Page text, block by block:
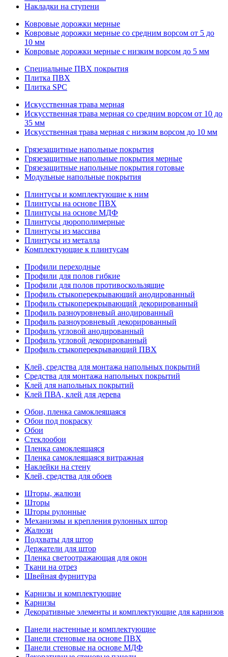
Накладки на ступени
Ковровые дорожки мерные
Ковровые дорожки мерные со средним ворсом от 5 до
10 мм
Ковровые дорожки мерные с низким ворсом до 5 мм
Специальные ПВХ покрытия
Плитка ПВХ
Плитка SPC
Искуccтвенная трава мерная
Искусственная трава мерная со средним ворсом от 10 до
35 мм
Искусственная трава мерная с низким ворсом до 10 мм
Грязезащитные напольные покрытия
Грязезащитные напольные покрытия мерные
Грязезащитные напольные покрытия готовые
Модульные напольные покрытия
Плинтусы и комплектующие к ним
Плинтусы на основе ПВХ
Плинтусы на основе МДФ
Плинтусы дюрополимерные
Плинтусы из массива
Плинтусы из металла
Комплектующие к плинтусам
Профили переходные
Профили для полов гибкие
Профили для полов противоскользящие
Профиль стыкоперекрывающий анодированный
Профиль стыкоперекрывающий декорированный
Профиль разноуровневый анодированный
Профиль разноуровневый декорированный
Профиль угловой анодированный
Профиль угловой декорированный
Профиль стыкоперекрывающий ПВХ
Клей, средства для монтажа напольных покрытий
Средства для монтажа напольных покрытий
Клей для напольных покрытий
Клей ПВА, клей для дерева
Обои, пленка самоклеящаяся
Обои под покраску
Обои
Стеклообои
Пленка самоклеящаяся
Пленка самоклеящаяся витражная
Наклейки на стену
Клей, средства для обоев
Шторы, жалюзи
Шторы
Шторы рулонные
Механизмы и крепления рулонных штор
Жалюзи
Подхваты для штор
Держатели для штор
Пленка светоотражающая для окон
Ткани на отрез
Швейная фурнитура
Карнизы и комплектующие
Карнизы
Декоративные элементы и комплектующие для карнизов
Панели настенные и комплектующие
Панели стеновые на основе ПВХ
Панели стеновые на основе МДФ